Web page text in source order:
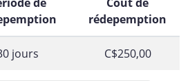
rédepemption
jours C$250,00